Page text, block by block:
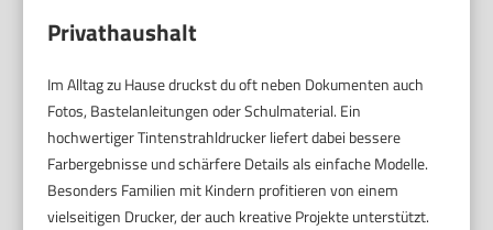
Privathaushalt
Im Alltag zu Hause druckst du oft neben Dokumenten auch
Fotos, Bastelanleitungen oder Schulmaterial. Ein
hochwertiger Tintenstrahldrucker liefert dabei bessere
Farbergebnisse und schärfere Details als einfache Modelle.
Besonders Familien mit Kindern profitieren von einem
vielseitigen Drucker, der auch kreative Projekte unterstützt.